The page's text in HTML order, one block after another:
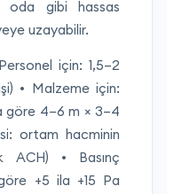
oda gibi hassas
uzayabilir.
için: 1,5–2
• Malzeme için:
4–6 m × 3–4
ortam hacminin
ACH) • Basınç
+5 ila +15 Pa